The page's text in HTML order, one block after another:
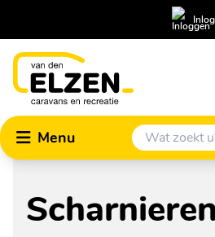
Menu